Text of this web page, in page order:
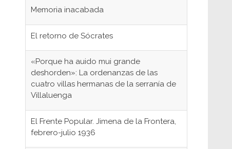
El retorno de Sócrates
«Porque ha auido mui grande
cuatro villas hermanas de la serranía de
Villaluenga
El Frente Popular. Jimena de la Frontera,
República, Guerra Civil y represión en